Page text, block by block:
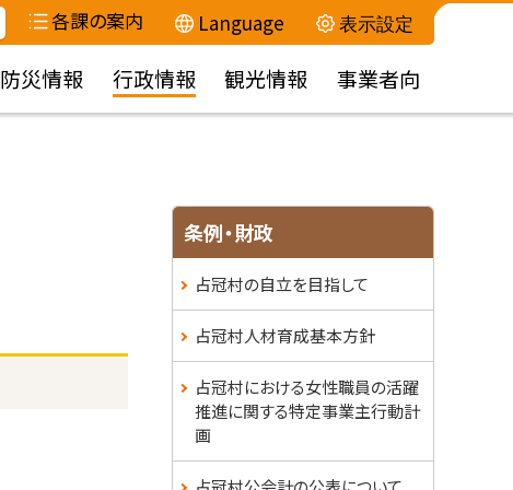
各課の案内 Language 表示設定
防災情報 行政情報 観光情報 事業者向
条例・財政
占冠村の自立を目指して
占冠村人材育成基本方針
占冠村における女性職員の活躍
推進に関する特定事業主行動計
画